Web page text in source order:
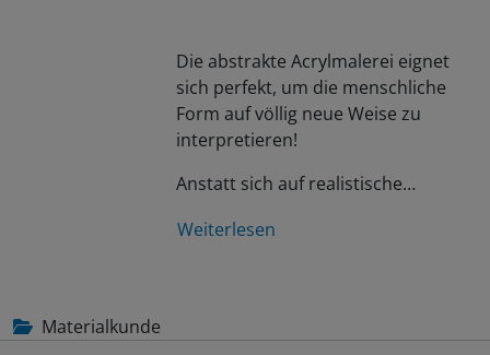
Die abstrakte Acrylmalerei eignet
sich perfekt, um die menschliche
Form auf völlig neue Weise zu
interpretieren!
Anstatt sich auf realistische…
Weiterlesen
Materialkunde